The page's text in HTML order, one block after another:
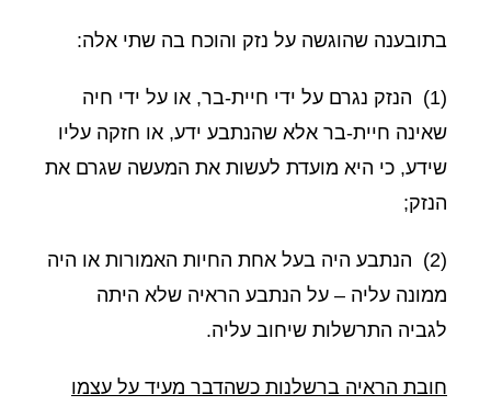
בתובענה שהוגשה על נזק והוכח בה שתי אלה:
(1) הנזק נגרם על ידי חיית-בר, או על ידי חיה
שאינה חיית-בר אלא שהנתבע ידע, או חזקה עליו
שידע, כי היא מועדת לעשות את המעשה שגרם את
הנזק;
(2) הנתבע היה בעל אחת החיות האמורות או היה
ממונה עליה – על הנתבע הראיה שלא היתה
לגביה התרשלות שיחוב עליה.
חובת הראיה ברשלנות כשהדבר מעיד על עצמו